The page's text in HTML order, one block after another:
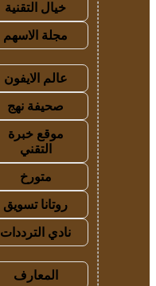
خيال التقنية
مجلة الاسهم
عالم الايفون
صحيفة نهج
موقع خبرة
التقني
متورخ
روتانا تسويق
نادي الترددات
المعارف